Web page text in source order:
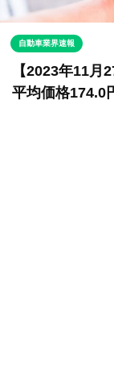
自動車業界速報
【2023年11月
平均価格174.0